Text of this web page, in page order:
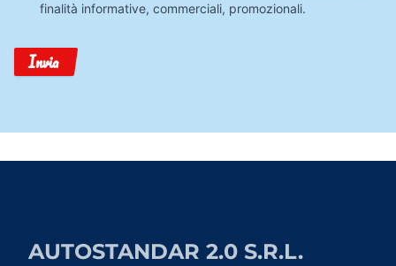
finalità informative, commerciali, promozionali.
Invia
AUTOSTANDAR 2.0 S.R.L.